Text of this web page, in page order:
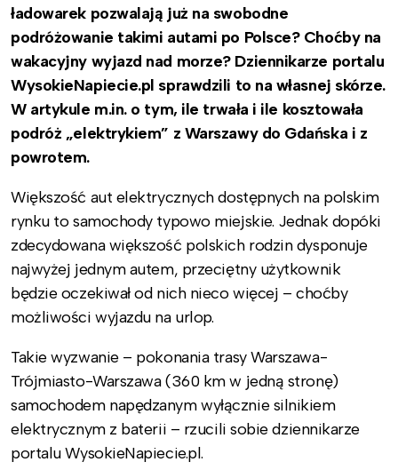
ładowarek pozwalają już na swobodne
podróżowanie takimi autami po Polsce? Choćby na
wakacyjny wyjazd nad morze? Dziennikarze portalu
WysokieNapiecie.pl sprawdzili to na własnej skórze.
W artykule m.in. o tym, ile trwała i ile kosztowała
podróż „elektrykiem” z Warszawy do Gdańska i z
powrotem.
Większość aut elektrycznych dostępnych na polskim
rynku to samochody typowo miejskie. Jednak dopóki
zdecydowana większość polskich rodzin dysponuje
najwyżej jednym autem, przeciętny użytkownik
będzie oczekiwał od nich nieco więcej – choćby
możliwości wyjazdu na urlop.
Takie wyzwanie – pokonania trasy Warszawa-
Trójmiasto-Warszawa (360 km w jedną stronę)
samochodem napędzanym wyłącznie silnikiem
elektrycznym z baterii – rzucili sobie dziennikarze
portalu WysokieNapiecie.pl.